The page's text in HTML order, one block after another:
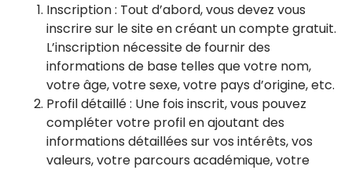
Inscription : Tout d’abord, vous devez vous
inscrire sur le site en créant un compte gratuit.
L’inscription nécessite de fournir des
informations de base telles que votre nom,
votre âge, votre sexe, votre pays d’origine, etc.
Profil détaillé : Une fois inscrit, vous pouvez
compléter votre profil en ajoutant des
informations détaillées sur vos intérêts, vos
valeurs, votre parcours académique, votre